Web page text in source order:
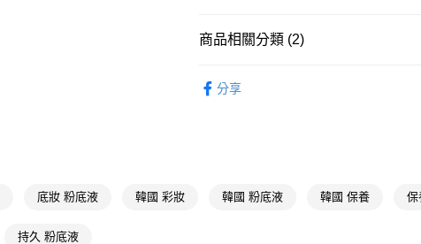
【關於「AFTEE先享後付」】
AFTEE先享後付是「在收到商品之後才付款
２．便利：只要手機號碼，簡訊認證，即可結
２．訂單成立數日內，您將收到繳費通知簡訊
３．收到繳費通知簡訊後14天內，點擊此簡
即享券
運送方式
付款後全家取貨
商品相關分類 (2)
分享
底妝 粉底液 韓國 彩妝 韓國 粉底液 韓國 保養 保
持久 粉底液